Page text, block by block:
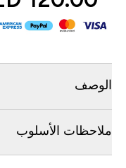
الوصف
ملاحظات الأسلوب